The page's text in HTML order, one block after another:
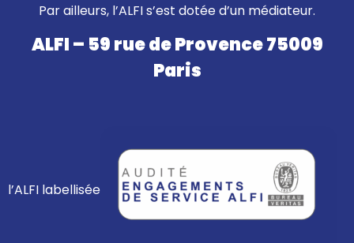
Par ailleurs, l’ALFI s’est dotée d’un médiateur.
ALFI – 59 rue de Provence 75009
Paris
l’ALFI labellisée